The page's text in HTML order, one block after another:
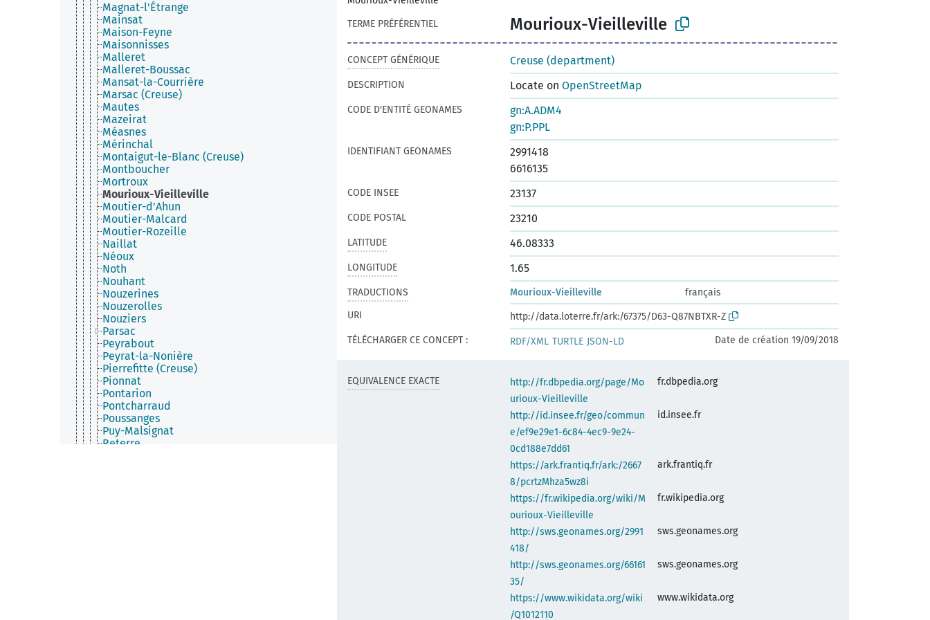
Magnat-l'Étrange
Mainsat
Maison-Feyne
Maisonnisses
Malleret
Malleret-Boussac
Mansat-la-Courrière
Marsac (Creuse)
Mautes
Mazeirat
Méasnes
Mérinchal
Montaigut-le-Blanc (Creuse)
Montboucher
Mortroux
Mourioux-Vieilleville
Moutier-d'Ahun
Moutier-Malcard
Moutier-Rozeille
Naillat
Néoux
Noth
Nouhant
Nouzerines
Nouzerolles
Nouziers
Parsac
Peyrabout
Peyrat-la-Nonière
Pierrefitte (Creuse)
Pionnat
Pontarion
Pontcharraud
Poussanges
Puy-Malsignat
Reterre
TERME PRÉFÉRENTIEL
Mourioux-Vieilleville
CONCEPT GÉNÉRIQUE Creuse (department)
DESCRIPTION Locate on OpenStreetMap
CODE D'ENTITÉ GEONAMES
gn:A.ADM4
gn:P.PPL
IDENTIFIANT GEONAMES
2991418
6616135
CODE INSEE 23137
CODE POSTAL 23210
LATITUDE 46.08333
LONGITUDE 1.65
TRADUCTIONS Mourioux-Vieilleville
français
URI
http://data.loterre.fr/ark:/67375/D63-Q87NBTXR-Z
TÉLÉCHARGER CE CONCEPT :
RDF/XML TURTLE JSON-LD Date de création 19/09/2018
EQUIVALENCE EXACTE
http://fr.dbpedia.org/page/Mo
urioux-Vieilleville
fr.dbpedia.org
http://id.insee.fr/geo/commun
e/ef9e29e1-6c84-4ec9-9e24-
0cd188e7dd61
id.insee.fr
https://ark.frantiq.fr/ark:/2667
8/pcrtzMhza5wz8i
ark.frantiq.fr
https://fr.wikipedia.org/wiki/M
ourioux-Vieilleville
fr.wikipedia.org
http://sws.geonames.org/2991
418/
sws.geonames.org
http://sws.geonames.org/66161
35/
sws.geonames.org
https://www.wikidata.org/wiki
/Q1012110
www.wikidata.org